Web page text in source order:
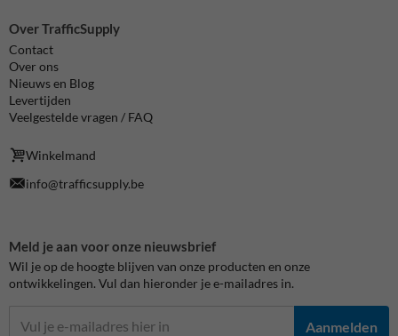
Over TrafficSupply
Contact
Over ons
Nieuws en Blog
Levertijden
Veelgestelde vragen / FAQ
Winkelmand
info@trafficsupply.be
Meld je aan voor onze nieuwsbrief
Wil je op de hoogte blijven van onze producten en onze
ontwikkelingen. Vul dan hieronder je e-mailadres in.
Aanmelden